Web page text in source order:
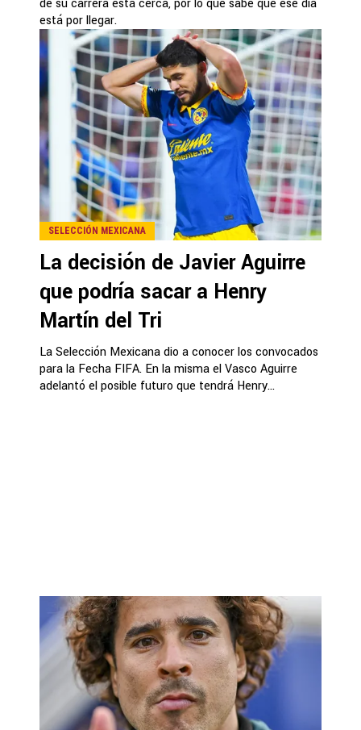
está por llegar.
SELECCIÓN MEXICANA
La decisión de Javier Aguirre
que podría sacar a Henry
Martín del Tri
La Selección Mexicana dio a conocer los convocados
para la Fecha FIFA. En la misma el Vasco Aguirre
adelantó el posible futuro que tendrá Henry...